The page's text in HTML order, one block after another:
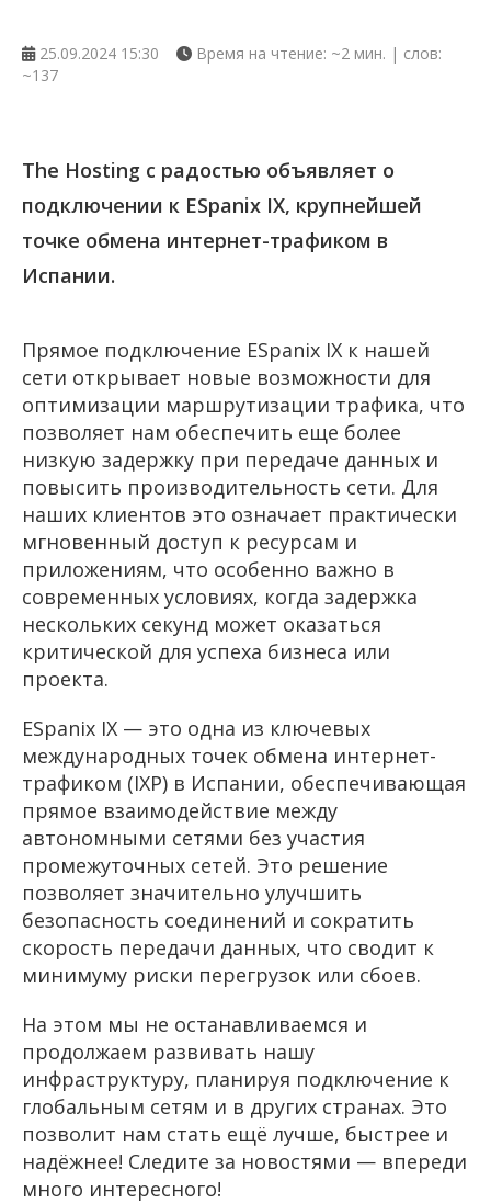
25.09.2024 15:30
Время на чтение: ~2 мин. | слов:
~137
The Hosting с радостью объявляет о
подключении к ESpanix IX, крупнейшей
точке обмена интернет-трафиком в
Испании.
Прямое подключение ESpanix IX к нашей
сети открывает новые возможности для
оптимизации маршрутизации трафика, что
позволяет нам обеспечить еще более
низкую задержку при передаче данных и
повысить производительность сети. Для
наших клиентов это означает практически
мгновенный доступ к ресурсам и
приложениям, что особенно важно в
современных условиях, когда задержка
нескольких секунд может оказаться
критической для успеха бизнеса или
проекта.
ESpanix IX — это одна из ключевых
международных точек обмена интернет-
трафиком (IXP) в Испании, обеспечивающая
прямое взаимодействие между
автономными сетями без участия
промежуточных сетей. Это решение
позволяет значительно улучшить
безопасность соединений и сократить
скорость передачи данных, что сводит к
минимуму риски перегрузок или сбоев.
На этом мы не останавливаемся и
продолжаем развивать нашу
инфраструктуру, планируя подключение к
глобальным сетям и в других странах. Это
позволит нам стать ещё лучше, быстрее и
надёжнее! Следите за новостями — впереди
много интересного!